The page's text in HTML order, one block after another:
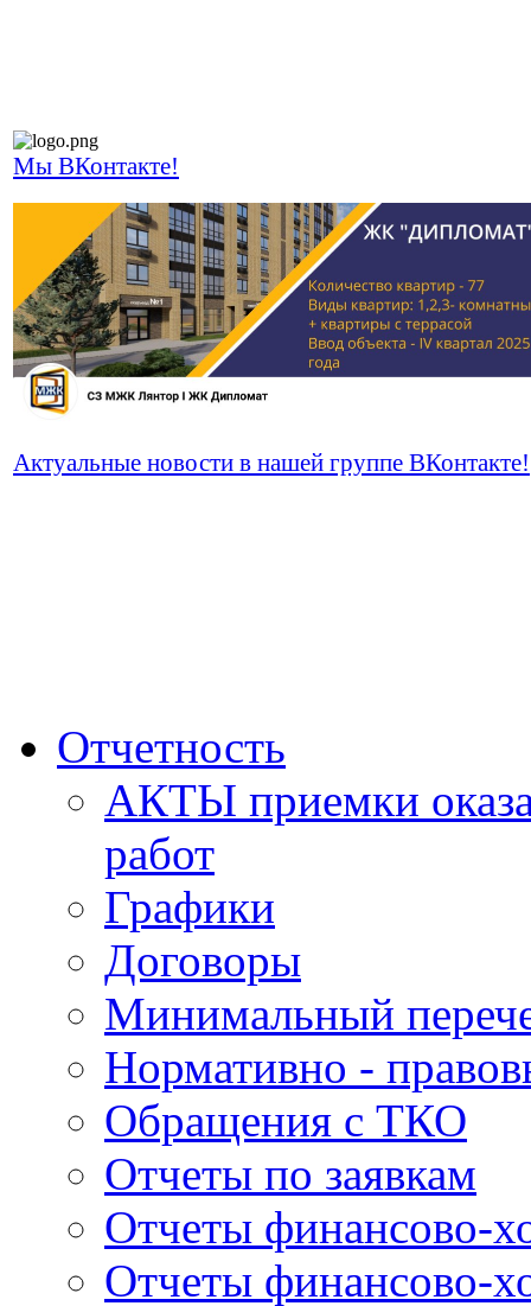
Мы ВКонтакте!
Актуальные новости в нашей группе ВКонтакте!
Отчетность
АКТЫ приемки
работ
Графики
Договоры
Минимальный
Нормативно -
Обращения с ТКО
Отчеты по заявкам
Отчеты финансово-
Отчеты финансово-